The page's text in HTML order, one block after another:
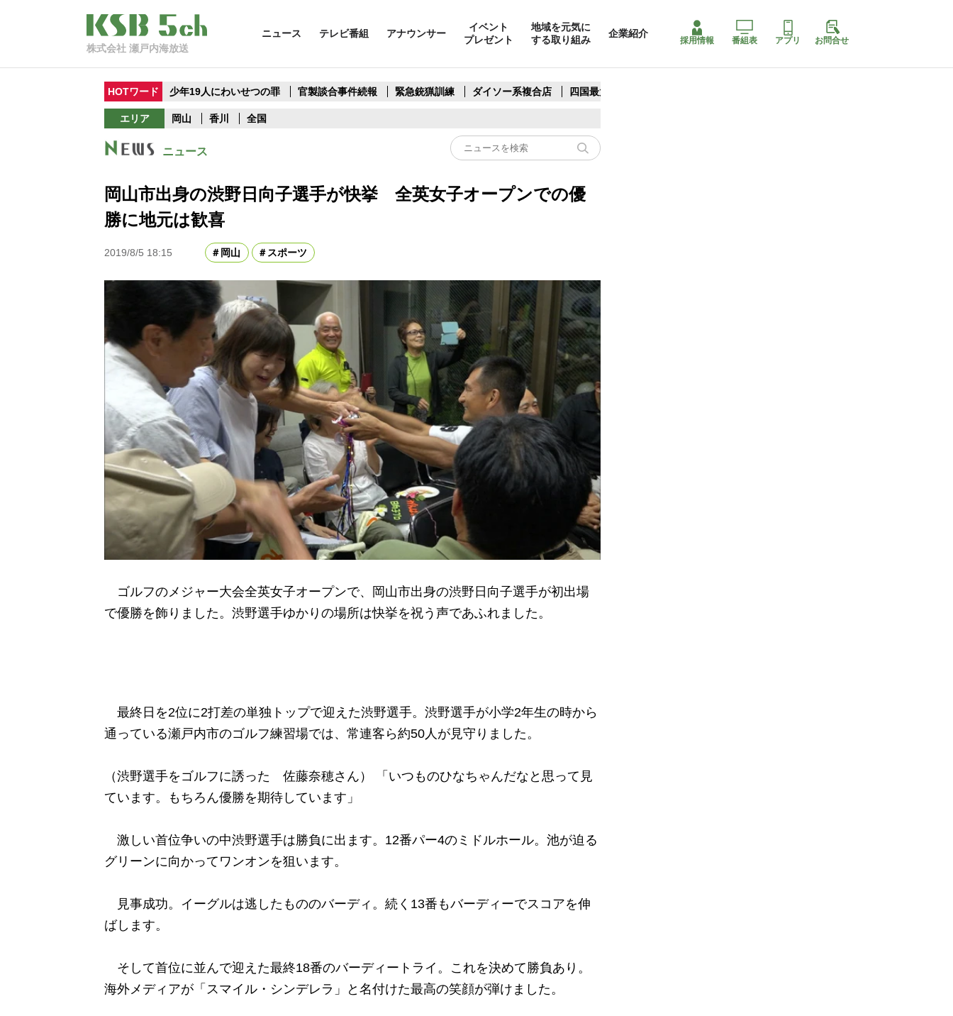
株式会社 瀬戸内海放送
ニュース テレビ番組 アナウンサー
イベント
プレゼント
地域を元気に
する取り組み
企業紹介
採用情報 番組表 アプリ お問合せ
HOTワード 少年19人にわいせつの罪 官製談合事件続報 緊急銃猟訓練 ダイソー系複合店 四国最大スリコ
エリア 岡山 香川 全国
ニュース
岡山市出身の渋野日向子選手が快挙 全英女子オープンでの優
勝に地元は歓喜
2019/8/5 18:15 岡山 スポーツ
ゴルフのメジャー大会全英女子オープンで、岡山市出身の渋野日向子選手が初出場
で優勝を飾りました。渋野選手ゆかりの場所は快挙を祝う声であふれました。
最終日を2位に2打差の単独トップで迎えた渋野選手。渋野選手が小学2年生の時から
通っている瀬戸内市のゴルフ練習場では、常連客ら約50人が見守りました。
（渋野選手をゴルフに誘った 佐藤奈穂さん） 「いつものひなちゃんだなと思って見
ています。もちろん優勝を期待しています」
激しい首位争いの中渋野選手は勝負に出ます。12番パー4のミドルホール。池が迫る
グリーンに向かってワンオンを狙います。
見事成功。イーグルは逃したもののバーディ。続く13番もバーディーでスコアを伸
ばします。
そして首位に並んで迎えた最終18番のバーディートライ。これを決めて勝負あり。
海外メディアが「スマイル・シンデレラ」と名付けた最高の笑顔が弾けました。